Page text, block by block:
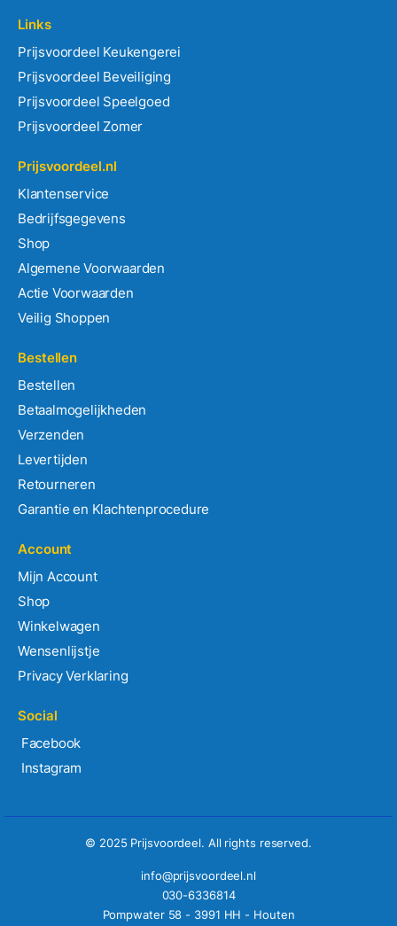
Links
Prijsvoordeel Keukengerei
Prijsvoordeel Beveiliging
Prijsvoordeel Speelgoed
Prijsvoordeel Zomer
Prijsvoordeel.nl
Klantenservice
Bedrijfsgegevens
Shop
Algemene Voorwaarden
Actie Voorwaarden
Veilig Shoppen
Bestellen
Bestellen
Betaalmogelijkheden
Verzenden
Levertijden
Retourneren
Garantie en Klachtenprocedure
Account
Mijn Account
Shop
Winkelwagen
Wensenlijstje
Privacy Verklaring
Social
Facebook
Instagram
© 2025 Prijsvoordeel. All rights reserved.
info@prijsvoordeel.nl
030-6336814
Pompwater 58 - 3991 HH - Houten